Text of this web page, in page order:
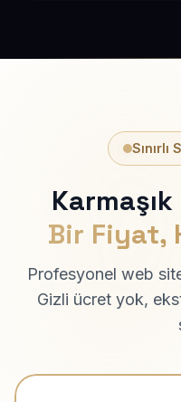
Sınırlı
Bir Fiyat,
Profesyonel web
Gizli ücret yok,